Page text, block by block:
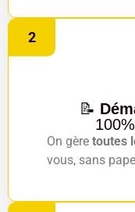
2
📝
On gère toutes
vous, sans